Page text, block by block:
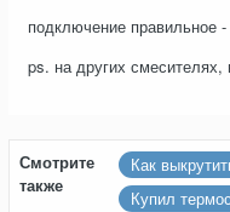
подключение правильное
ps. на других смесителях,
Смотрите
также
Как
Купил